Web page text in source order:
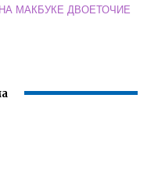
МАКБУКЕ ДВОЕТОЧИЕ